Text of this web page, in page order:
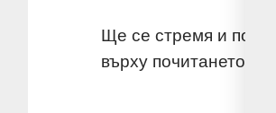
Ще се стремя и по-
върху почитането